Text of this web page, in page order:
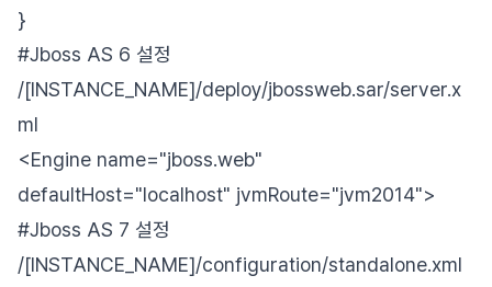
}
#Jboss AS 6 설정
/[INSTANCE_NAME]/deploy/jbossweb.sar/server.x
ml
<Engine name="jboss.web"
defaultHost="localhost" jvmRoute="jvm2014">
#Jboss AS 7 설정
/[INSTANCE_NAME]/configuration/standalone.xml